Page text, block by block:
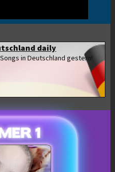
daily
in Deutschland gestern!